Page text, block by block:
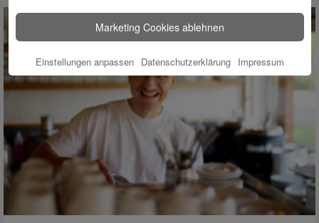
Marketing Cookies ablehnen
Einstellungen anpassen Datenschutzerklärung Impressum